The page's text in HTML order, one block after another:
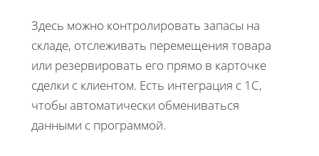
Здесь можно контролировать запасы на
складе, отслеживать перемещения товара
или резервировать его прямо в карточке
сделки с клиентом. Есть интеграция с 1C,
чтобы автоматически обмениваться
данными с программой.